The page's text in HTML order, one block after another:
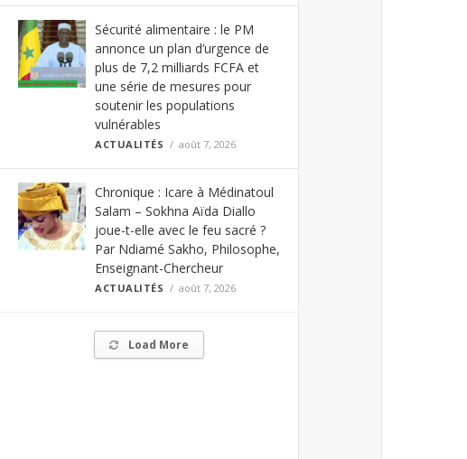
Sécurité alimentaire : le PM
annonce un plan d’urgence de
plus de 7,2 milliards FCFA et
une série de mesures pour
soutenir les populations
vulnérables
ACTUALITÉS août 7, 2026
Chronique : Icare à Médinatoul
Salam – Sokhna Aïda Diallo
joue-t-elle avec le feu sacré ?
Par Ndiamé Sakho, Philosophe,
Enseignant-Chercheur
ACTUALITÉS août 7, 2026
Load More